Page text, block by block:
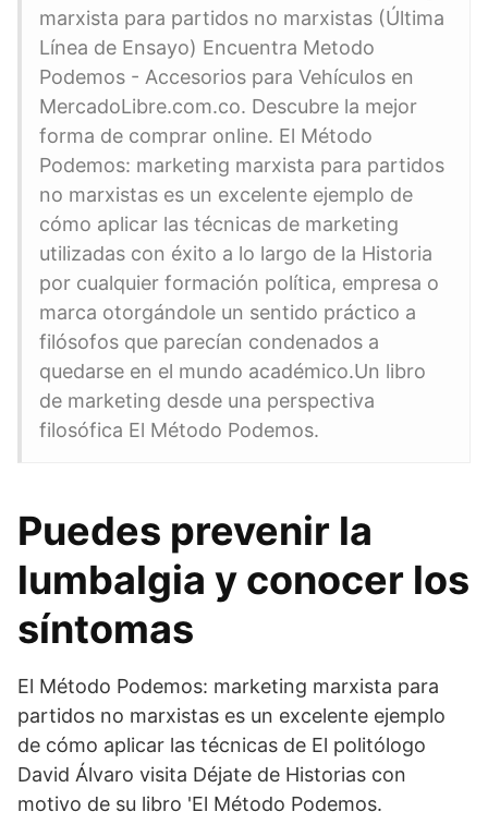
marxista para partidos no marxistas (Última
Línea de Ensayo) Encuentra Metodo
Podemos - Accesorios para Vehículos en
MercadoLibre.com.co. Descubre la mejor
forma de comprar online. El Método
Podemos: marketing marxista para partidos
no marxistas es un excelente ejemplo de
cómo aplicar las técnicas de marketing
utilizadas con éxito a lo largo de la Historia
por cualquier formación política, empresa o
marca otorgándole un sentido práctico a
filósofos que parecían condenados a
quedarse en el mundo académico.Un libro
de marketing desde una perspectiva
filosófica El Método Podemos.
Puedes prevenir la
lumbalgia y conocer los
síntomas
El Método Podemos: marketing marxista para
partidos no marxistas es un excelente ejemplo
de cómo aplicar las técnicas de El politólogo
David Álvaro visita Déjate de Historias con
motivo de su libro 'El Método Podemos.